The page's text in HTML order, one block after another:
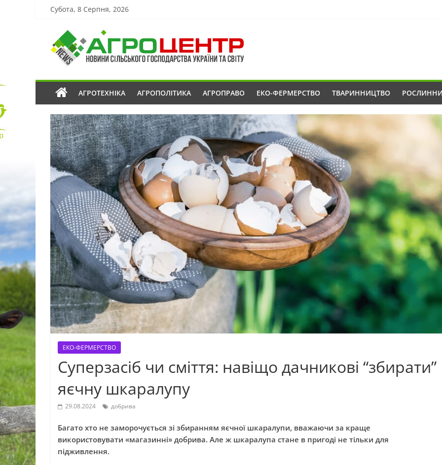
Субота, 8 Серпня, 2026
АГРОТЕХНІКА АГРОПОЛІТИКА АГРОПРАВО ЕКО-ФЕРМЕРСТВО ТВАРИННИЦТВО
ЕКО-ФЕРМЕРСТВО
Суперзасіб чи сміття: навіщо дачникові “збирати”
яєчну шкаралупу
29.08.2024 добрива
Багато хто не заморочується зі збиранням яєчної шкаралупи, вважаючи за краще
використовувати «магазинні» добрива. Але ж шкаралупа стане в пригоді не тільки для
підживлення.